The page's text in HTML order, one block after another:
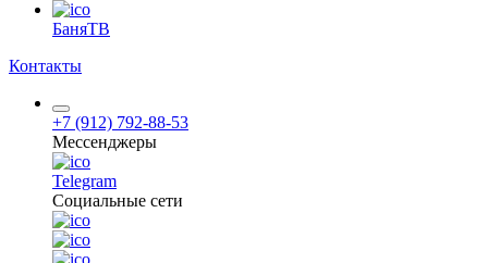
БаняТВ
Контакты
+7 (912) 792-88-53
Мессенджеры
Telegram
Социальные сети